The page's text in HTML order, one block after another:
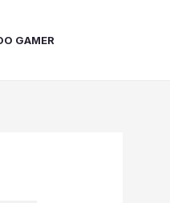
GAMER